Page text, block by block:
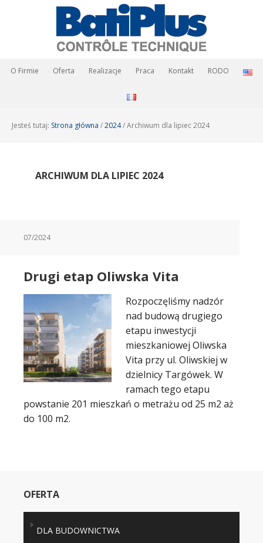
O Firmie Oferta Realizacje Praca Kontakt RODO
Jesteś tutaj: Strona główna /2024/Archiwum dla lipiec 2024
ARCHIWUM DLA LIPIEC 2024
07/2024
Drugi etap Oliwska Vita
Rozpoczęliśmy nadzór
nad budową drugiego
etapu inwestycji
mieszkaniowej Oliwska
Vita przy ul. Oliwskiej w
dzielnicy Targówek. W
ramach tego etapu
powstanie 201 mieszkań o metrażu od 25 m2 aż
do 100 m2.
OFERTA
DLA BUDOWNICTWA